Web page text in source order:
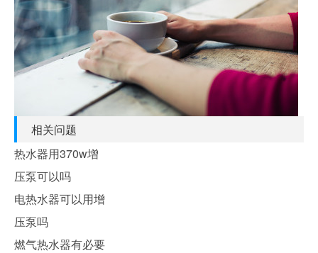
相关问题
热水器用370w增
压泵可以吗
电热水器可以用增
压泵吗
燃气热水器有必要